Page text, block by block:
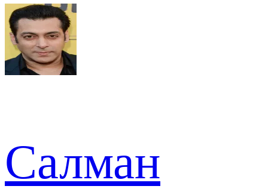
Салман